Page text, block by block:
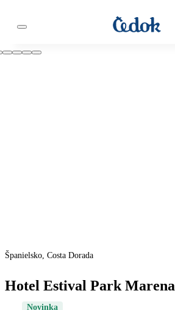
Španielsko, Costa Dorada
Hotel Estival Park Marena
Novinka